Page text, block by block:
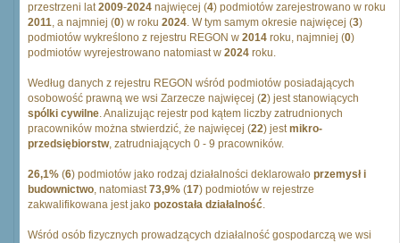
przestrzeni lat2009-2024 najwięcej (4) podmiotów zarejestrowano w roku
2011, a najmniej (0) w roku 2024. W tym samym okresie najwięcej (3)
podmiotów wykreślono z rejestru REGON w 2014 roku, najmniej (0)
podmiotów wyrejestrowano natomiast w 2024 roku.
Według danych z rejestru REGON wśród podmiotów posiadających
osobowość prawną we wsi Zarzecze najwięcej (2) jest stanowiących
spólki cywilne. Analizując rejestr pod kątem liczby zatrudnionych
pracowników można stwierdzić, że najwięcej (22) jestmikro-
przedsiębiorstw, zatrudniających 0 - 9 pracowników.
26,1% (6) podmiotów jako rodzaj działalności deklarowało przemysł i
budownictwo, natomiast73,9% (17) podmiotów w rejestrze
zakwalifikowana jest jako pozostała działalność.
Wśród osób fizycznych prowadzących działalność gospodarczą we wsi